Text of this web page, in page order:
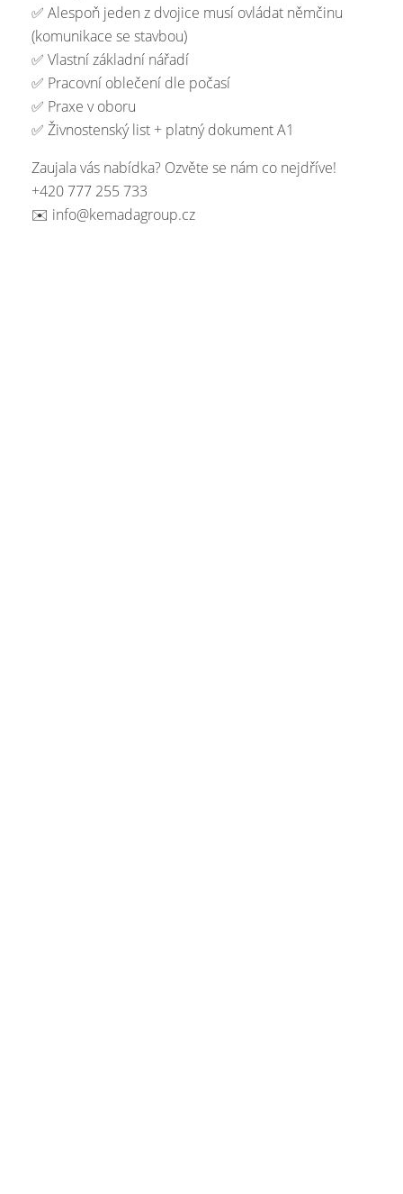
✅ Alespoň jeden z dvojice musí ovládat němčinu
(komunikace se stavbou)
✅ Vlastní základní nářadí
✅ Pracovní oblečení dle počasí
✅ Praxe v oboru
✅ Živnostenský list + platný dokument A1
Zaujala vás nabídka? Ozvěte se nám co nejdříve!
+420 777 255 733
✉️ info@kemadagroup.cz